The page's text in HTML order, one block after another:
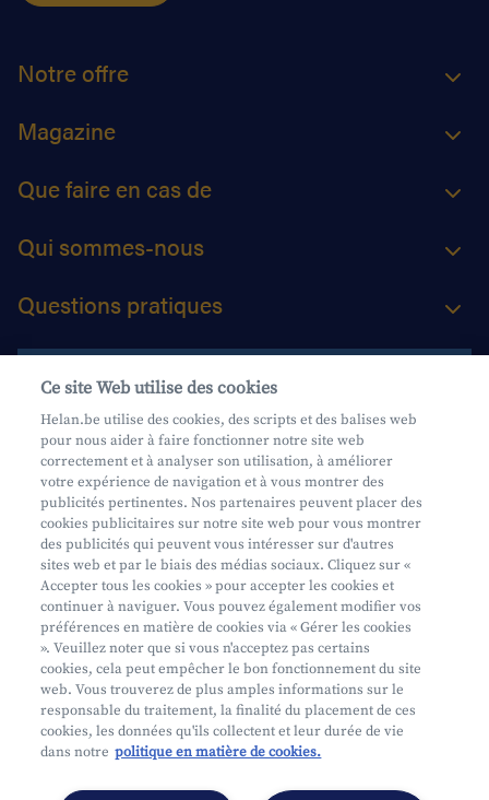
Notre offre
Magazine
Que faire en cas de
Qui sommes-nous
Questions pratiques
Contactez-nous
Aide et contact
Prendre rendez-vous
Où nous trouver
Mifid
Privacy
Juridische info
Ce site Web utilise des cookies
Helan.be utilise des cookies, des scripts et des balises web
pour nous aider à faire fonctionner notre site web
correctement et à analyser son utilisation, à améliorer
votre expérience de navigation et à vous montrer des
publicités pertinentes. Nos partenaires peuvent placer des
cookies publicitaires sur notre site web pour vous montrer
des publicités qui peuvent vous intéresser sur d'autres
sites web et par le biais des médias sociaux. Cliquez sur «
Accepter tous les cookies » pour accepter les cookies et
continuer à naviguer. Vous pouvez également modifier vos
préférences en matière de cookies via « Gérer les cookies
». Veuillez noter que si vous n'acceptez pas certains
cookies, cela peut empêcher le bon fonctionnement du site
web. Vous trouverez de plus amples informations sur le
responsable du traitement, la finalité du placement de ces
cookies, les données qu'ils collectent et leur durée de vie
dans notre politique en matière de cookies.